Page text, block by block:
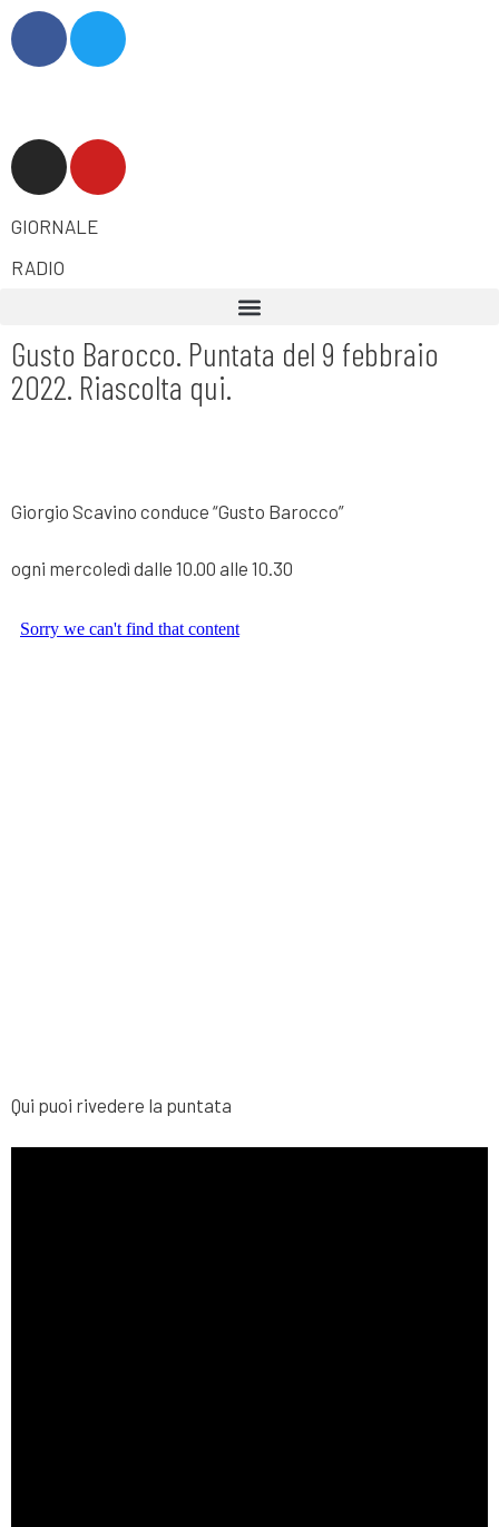
GIORNALE
RADIO
Gusto Barocco. Puntata del 9 febbraio
2022. Riascolta qui.
Giorgio Scavino conduce “Gusto Barocco”
ogni mercoledì dalle 10.00 alle 10.30
Qui puoi rivedere la puntata